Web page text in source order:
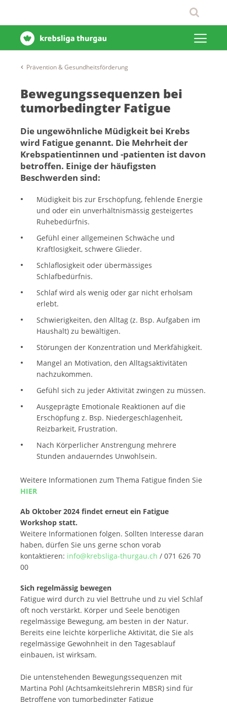
Prävention & Gesundheitsförderung
Bewegungssequenzen bei
tumorbedingter Fatigue
Die ungewöhnliche Müdigkeit bei Krebs
wird Fatigue genannt. Die Mehrheit der
Krebspatientinnen und -patienten ist davon
betroffen. Einige der häufigsten
Beschwerden sind:
Müdigkeit bis zur Erschöpfung, fehlende Energie
und oder ein unverhältnismässig gesteigertes
Ruhebedürfnis.
Gefühl einer allgemeinen Schwäche und
Kraftlosigkeit, schwere Glieder.
Schlaflosigkeit oder übermässiges
Schlafbedürfnis.
Schlaf wird als wenig oder gar nicht erholsam
erlebt.
Schwierigkeiten, den Alltag (z. Bsp. Aufgaben im
Haushalt) zu bewältigen.
Störungen der Konzentration und Merkfähigkeit.
Mangel an Motivation, den Alltagsaktivitäten
nachzukommen.
Gefühl sich zu jeder Aktivität zwingen zu müssen.
Ausgeprägte Emotionale Reaktionen auf die
Erschöpfung z. Bsp. Niedergeschlagenheit,
Reizbarkeit, Frustration.
Nach Körperlicher Anstrengung mehrere
Stunden andauerndes Unwohlsein.
Weitere Informationen zum Thema Fatigue finden Sie
HIER
Ab Oktober 2024 findet erneut ein Fatigue
Workshop statt.
Weitere Informationen folgen. Sollten Interesse daran
haben, dürfen Sie uns gerne schon vorab
kontaktieren: info@krebsliga-thurgau.ch / 071 626 70
00
Sich regelmässig bewegen
Fatigue wird durch zu viel Bettruhe und zu viel Schlaf
oft noch verstärkt. Körper und Seele benötigen
regelmässige Bewegung, am besten in der Natur.
Bereits eine leichte körperliche Aktivität, die Sie als
regelmässige Gewohnheit in den Tagesablauf
einbauen, ist wirksam.
Die untenstehenden Bewegungssequenzen mit
Martina Pohl (Achtsamkeitslehrerin MBSR) sind für
Betroffene von tumorbedingter Fatigue